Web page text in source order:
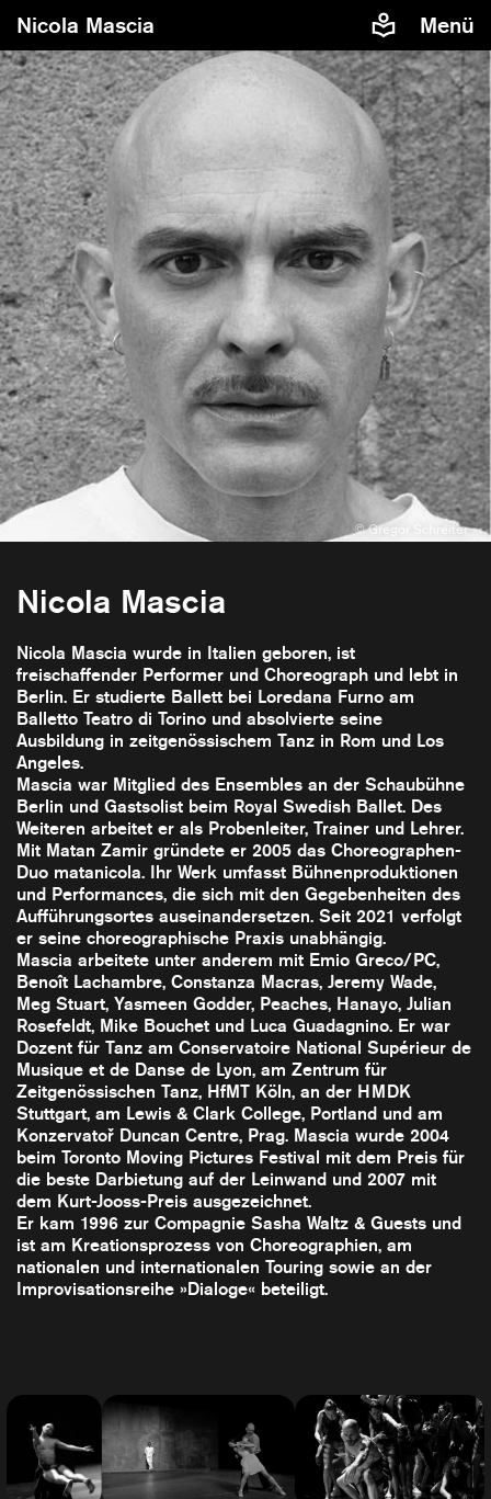
Nicola Mascia Menü
Nicola Mascia
Nicola Mascia wurde in Italien geboren, ist
freischaffender Performer und Choreograph und lebt in
Berlin. Er studierte Ballett bei Loredana Furno am
Balletto Teatro di Torino und absolvierte seine
Ausbildung in zeitgenössischem Tanz in Rom und Los
Angeles.
Mascia war Mitglied des Ensembles an der Schaubühne
Berlin und Gastsolist beim Royal Swedish Ballet. Des
Weiteren arbeitet er als Probenleiter, Trainer und Lehrer.
Mit Matan Zamir gründete er 2005 das Choreographen-
Duo matanicola. Ihr Werk umfasst Bühnenproduktionen
und Performances, die sich mit den Gegebenheiten des
Aufführungsortes auseinandersetzen. Seit 2021 verfolgt
er seine choreographische Praxis unabhängig.
Mascia arbeitete unter anderem mit Emio Greco/PC,
Benoît Lachambre, Constanza Macras, Jeremy Wade,
Meg Stuart, Yasmeen Godder, Peaches, Hanayo, Julian
Rosefeldt, Mike Bouchet und Luca Guadagnino. Er war
Dozent für Tanz am Conservatoire National Supérieur de
Musique et de Danse de Lyon, am Zentrum für
Zeitgenössischen Tanz, HfMT Köln, an der HMDK
Stuttgart, am Lewis & Clark College, Portland und am
Konzervatoř Duncan Centre, Prag. Mascia wurde 2004
beim Toronto Moving Pictures Festival mit dem Preis für
die beste Darbietung auf der Leinwand und 2007 mit
dem Kurt-Jooss-Preis ausgezeichnet.
Er kam 1996 zur Compagnie Sasha Waltz & Guests und
ist am Kreationsprozess von Choreographien, am
nationalen und internationalen Touring sowie an der
Improvisationsreihe »Dialoge« beteiligt.